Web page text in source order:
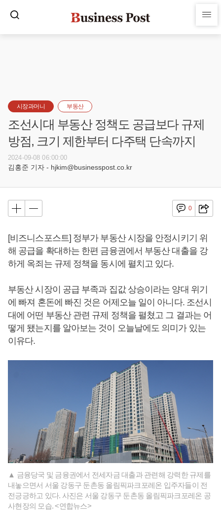
시장과머니 부동산
조선시대 부동산 정책도 공급보다 규제
방점, 크기 제한부터 다주택 단속까지
2024-09-08 06:00:00
김홍준 기자 - hjkim@businesspost.co.kr
0
[비즈니스포스트] 정부가 부동산 시장을 안정시키기 위
해 공급을 확대하는 한편 금융권에서 부동산 대출을 강
하게 옥죄는 규제 정책을 동시에 펼치고 있다.
부동산 시장이 공급 부족과 집값 상승이라는 양대 위기
에 빠져 혼돈에 빠진 것은 어제오늘 일이 아니다. 조선시
대에 어떤 부동산 관련 규제 정책을 펼쳤고 그 결과는 어
떻게 됐는지를 알아보는 것이 오늘날에도 의미가 있는
이유다.
▲ 금융당국 및 금융권에서 전세자금 대출과 관련해 강력한 규제를
내놓으면서 서울 강동구 둔촌동 올림픽파크포레온 입주자들이 전
전긍긍하고 있다. 사진은 서울 강동구 둔촌동 올림픽파크포레온 공
사현장의 모습. <연합뉴스>